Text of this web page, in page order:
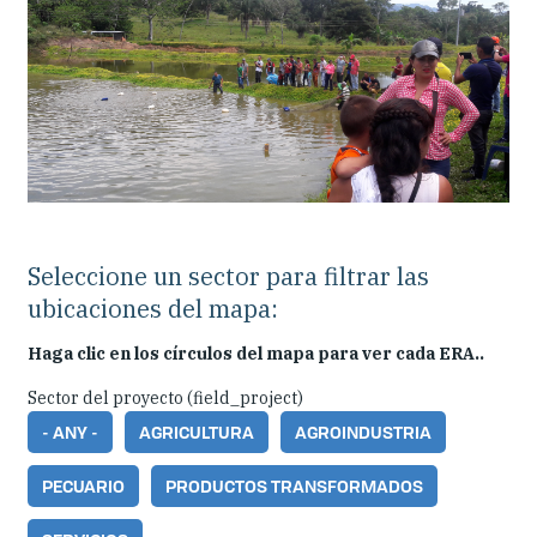
Seleccione un sector para filtrar las
ubicaciones del mapa:
Haga clic en los círculos del mapa para ver cada ERA..
Sector del proyecto (field_project)
- ANY - AGRICULTURA AGROINDUSTRIA
PECUARIO PRODUCTOS TRANSFORMADOS